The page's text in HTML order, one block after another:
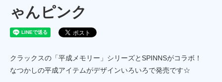
ゃんピンク
クラックスの「平成メモリー」シリーズとSPINNSがコラボ！
なつかしの平成アイテムがデザインいろいろで発売です☆